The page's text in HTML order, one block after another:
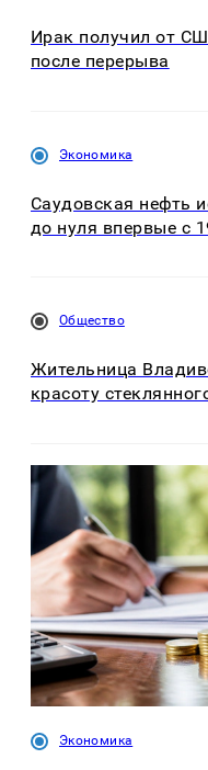
Ирак получил от
после перерыва
Экономика
Саудовская нефть
до нуля впервые с
Общество
Жительница
красоту
Экономика